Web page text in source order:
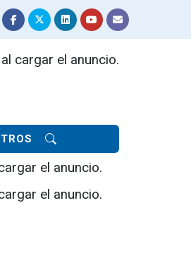
cargar el anuncio.
el anuncio.
el anuncio.